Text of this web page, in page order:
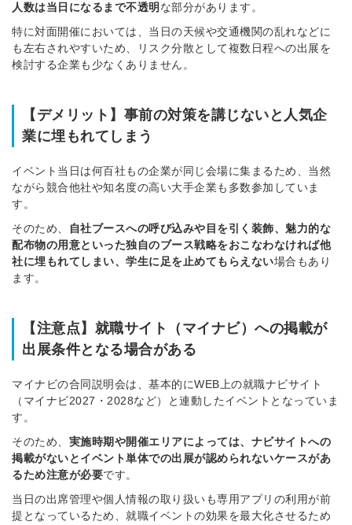
人数は当日になるまで不透明 な部分があります。
特に対面開催においては、当日の天候や交通機関の乱れなどに
も左右されやすいため、リスク分散として複数日程への出展を
検討する企業も少なくありません。
【デメリット】事前の対策を講じないと人気企
業に埋もれてしまう
イベント当日は何百社もの企業が同じ会場に集まるため、当然
ながら競合他社や知名度の高い大手企業も多数参加していま
す。
そのため、
自社ブースへの呼び込みや目を引く装飾、魅力的な
配布物の用意といった独自のブース戦略をおこなわなければ他
社に埋もれてしまい、学生に足を止めてもらえない場合もあり
ます。
【注意点】就職サイト（マイナビ）への掲載が
出展条件となる場合がある
マイナビの合同説明会は、基本的にWEB上の就職ナビサイト
（マイナビ2027・2028など）と連動したイベントとなっていま
す。
そのため、 実施時期や開催エリアによっては、ナビサイトへの
掲載がないとイベント単体での出展が認められないケースがあ
るため注意が必要です。
当日の出席管理や個人情報の取り扱いも専用アプリの利用が前
提となっているため、就職イベントの効果を最大化させるため